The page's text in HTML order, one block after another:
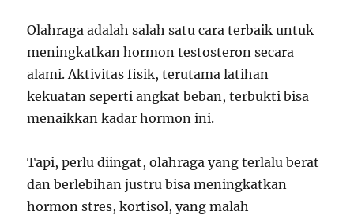
Olahraga adalah salah satu cara terbaik untuk
meningkatkan hormon testosteron secara
alami. Aktivitas fisik, terutama latihan
kekuatan seperti angkat beban, terbukti bisa
menaikkan kadar hormon ini.
Tapi, perlu diingat, olahraga yang terlalu berat
dan berlebihan justru bisa meningkatkan
hormon stres, kortisol, yang malah